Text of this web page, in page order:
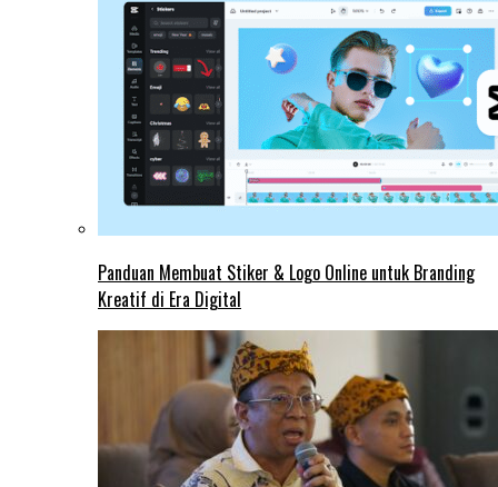
Panduan Membuat Stiker & Logo Online untuk Branding
Kreatif di Era Digital